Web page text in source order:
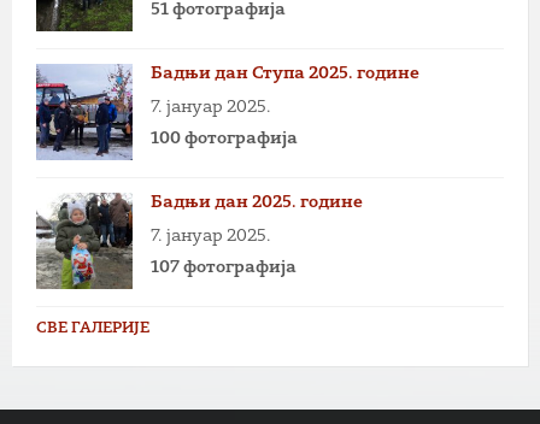
51 фотографија
Бадњи дан Ступа 2025. године
7. јануар 2025.
100 фотографија
Бадњи дан 2025. године
7. јануар 2025.
107 фотографија
СВЕ ГАЛЕРИЈЕ